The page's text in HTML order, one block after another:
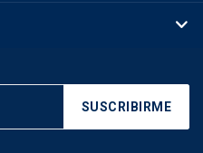
SUSCRIBIRME